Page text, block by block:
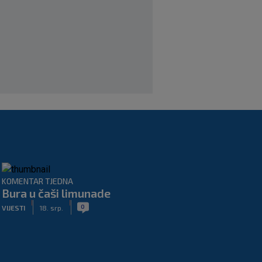
KOMENTAR TJEDNA
Bura u čaši limunade
VIJESTI 18. srp. 0